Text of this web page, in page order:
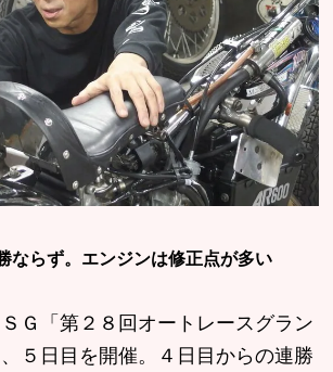
ならず。エンジンは修正点が多い
Ｇ「第２８回オートレースグラン
５日目を開催。４日目からの連勝